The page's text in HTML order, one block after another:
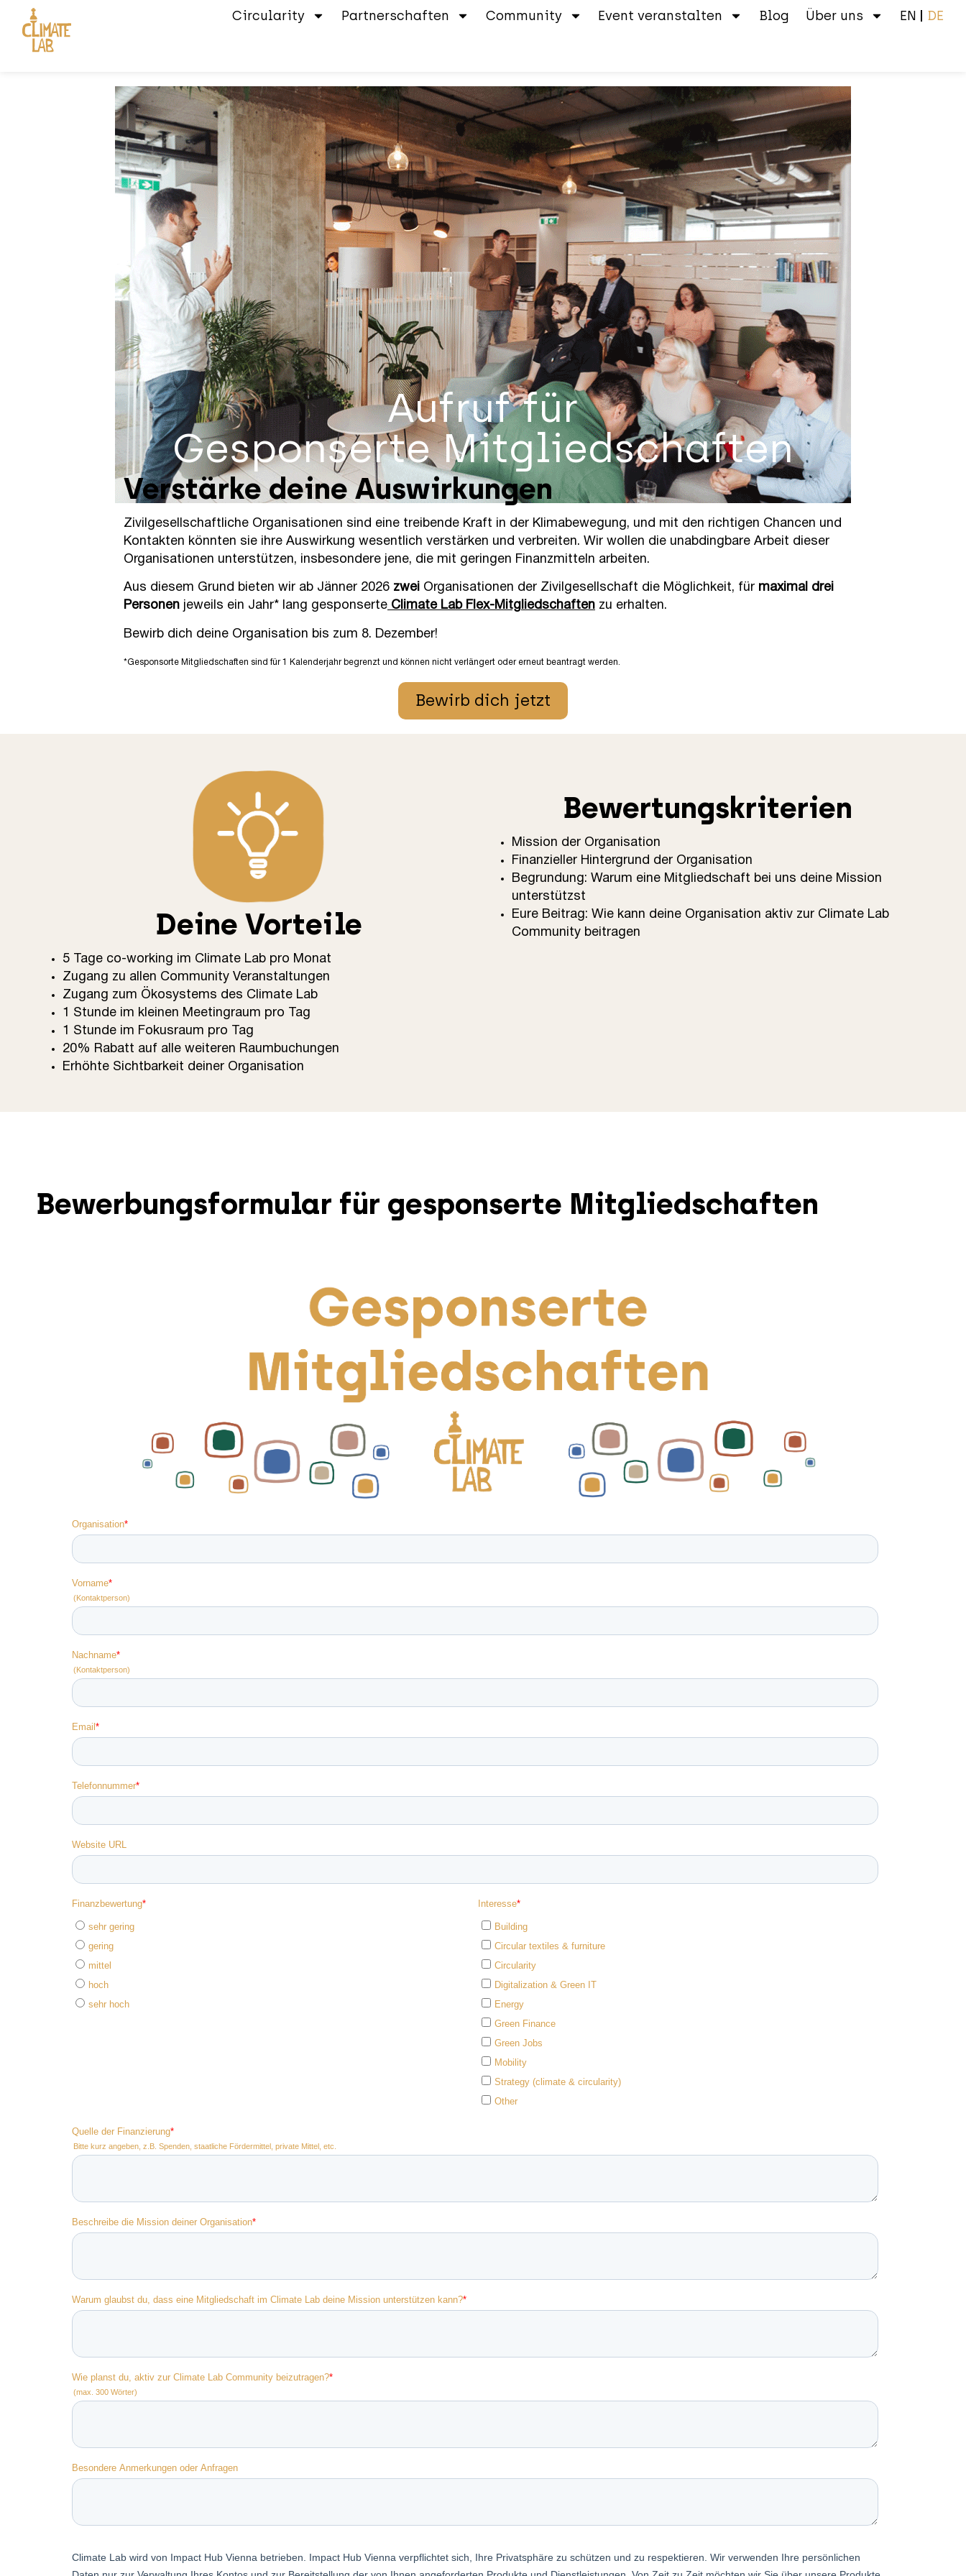
Circularity Partnerschaften Community Event veranstalten Blog Über uns EN DE
Aufruf für
Gesponserte Mitgliedschaften
Verstärke deine Auswirkungen
Zivilgesellschaftliche Organisationen sind eine treibende Kraft in der Klimabewegung, und mit den richtigen Chancen und
Kontakten könnten sie ihre Auswirkung wesentlich verstärken und verbreiten. Wir wollen die unabdingbare Arbeit dieser
Organisationen unterstützen, insbesondere jene, die mit geringen Finanzmitteln arbeiten.
Aus diesem Grund bieten wir ab Jänner 2026 zwei Organisationen der Zivilgesellschaft die Möglichkeit, für maximal drei
Personen jeweils ein Jahr* lang gesponserte Climate Lab Flex-Mitgliedschaften zu erhalten.
Bewirb dich deine Organisation bis zum 8. Dezember!
*Gesponsorte Mitgliedschaften sind für 1 Kalenderjahr begrenzt und können nicht verlängert oder erneut beantragt werden.
Bewirb dich jetzt
Deine Vorteile
5 Tage co-working im Climate Lab pro Monat
Zugang zu allen Community Veranstaltungen
Zugang zum Ökosystems des Climate Lab
1 Stunde im kleinen Meetingraum pro Tag
1 Stunde im Fokusraum pro Tag
20% Rabatt auf alle weiteren Raumbuchungen
Erhöhte Sichtbarkeit deiner Organisation
Bewertungskriterien
Mission der Organisation
Finanzieller Hintergrund der Organisation
Begrundung: Warum eine Mitgliedschaft bei uns deine Mission
unterstützst
Eure Beitrag: Wie kann deine Organisation aktiv zur Climate Lab
Community beitragen
Bewerbungsformular für gesponserte Mitgliedschaften